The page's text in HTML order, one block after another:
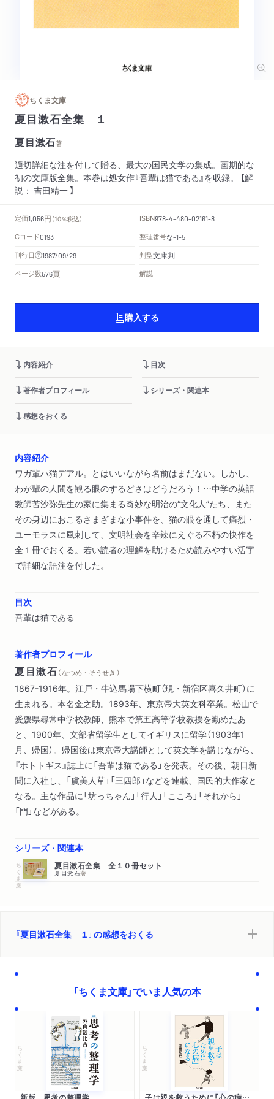
ちくま文庫
夏目漱石全集 １
夏目漱石著
適切詳細な注を付して贈る、最大の国民文学の集成。画期的な
初の文庫版全集。本巻は処女作『吾輩は猫である』を収録。 【解
説： 吉田精一 】
定価1,056円 （10％税込） ISBN978-4-480-02161-8
Cコード0193 整理番号な-1-5
刊行日 1987/09/29 判型文庫判
ページ数576頁 解説
購入する
内容紹介 目次
著作者プロフィール シリーズ・関連本
感想をおくる
内容紹介
ワガ輩ハ猫デアル。とはいいながら名前はまだない。しかし、
わが輩の人間を観る眼のするどさはどうだろう！…中学の英語
教師苦沙弥先生の家に集まる奇妙な明治の“文化人”たち、また
その身辺におこるさまざまな小事件を、猫の眼を通して痛烈・
ユーモラスに風刺して、文明社会を辛辣にえぐる不朽の快作を
全１冊でおくる。若い読者の理解を助けるため読みやすい活字
で詳細な語注を付した。
目次
吾輩は猫である
著作者プロフィール
夏目漱石（ なつめ・そうせき ）
1867-1916年。江戸・牛込馬場下横町（現・新宿区喜久井町）に
生まれる。本名金之助。1893年、東京帝大英文科卒業。松山で
愛媛県尋常中学校教師、熊本で第五高等学校教授を勤めたあ
と、1900年、文部省留学生としてイギリスに留学（1903年1
月、帰国）。帰国後は東京帝大講師として英文学を講じながら、
『ホトトギス』誌上に「吾輩は猫である」を発表。その後、朝日新
聞に入社し、「虞美人草」「三四郎」などを連載、国民的大作家と
なる。主な作品に「坊っちゃん」「行人」「こころ」「それから」
「門」などがある。
シリーズ・関連本
ちくま文庫 夏目漱石全集 全１０冊セット
夏目漱石著
『夏目漱石全集 １』の感想をおくる
「ちくま文庫」でいま人気の本
ちくま文庫 ちくま文庫